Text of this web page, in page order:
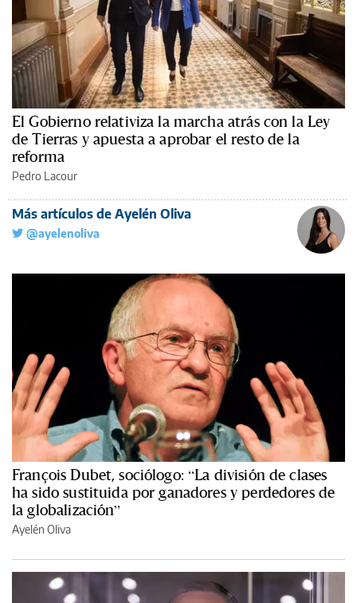
El Gobierno relativiza la marcha atrás con la Ley
de Tierras y apuesta a aprobar el resto de la
reforma
Pedro Lacour
Más artículos de Ayelén Oliva
@ayelenoliva
François Dubet, sociólogo: “La división de clases
ha sido sustituida por ganadores y perdedores de
la globalización”
Ayelén Oliva